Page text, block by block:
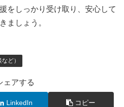
をしっかり受け取り、安心して
ましょう。
ど）
ェアする
LinkedIn コピー